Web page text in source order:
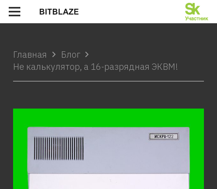
Главная
Блог
Не калькулятор, а 16-разрядная ЭКВМ!